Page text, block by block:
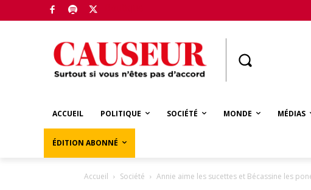
ACCUEIL POLITIQUE SOCIÉTÉ MONDE MÉDIAS
ÉDITION ABONNÉ
Accueil Société Annie aime les sucettes et Bécassine les